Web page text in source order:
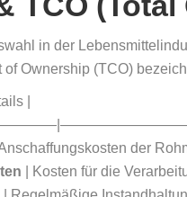
in der
of Ownership (TCO)
|
Anschaffungskosten der
| Kosten für die